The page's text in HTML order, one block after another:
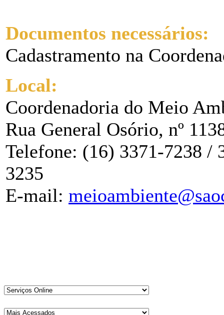
Documentos necessários:
Cadastramento na
Local:
Coordenadoria do Meio
Rua General Osório, nº
Telefone: (16) 3371-7238 /
3235
E-mail: